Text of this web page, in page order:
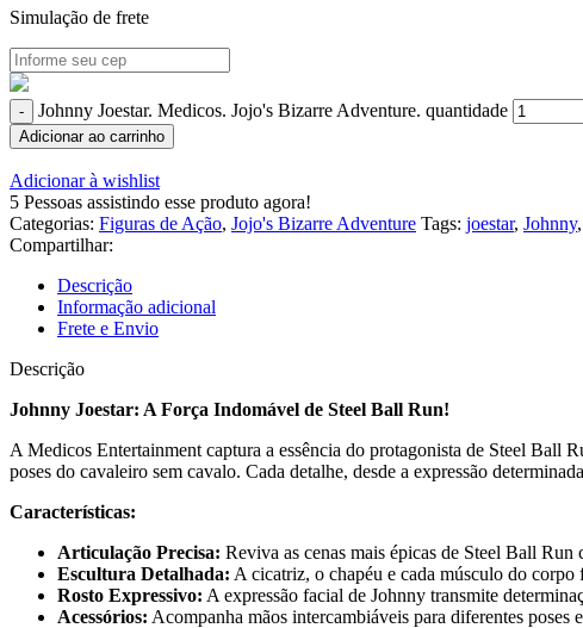
Simulação de frete
Johnny Joestar. Medicos. Jojo's Bizarre Adventure. quantidade
Adicionar ao carrinho
Adicionar à wishlist
5 Pessoas assistindo esse produto agora!
Categorias: Figuras de Ação, Jojo's Bizarre Adventure Tags: joestar, Johnny,
Compartilhar:
Descrição
Informação adicional
Frete e Envio
Descrição
Johnny Joestar: A Força Indomável de Steel Ball Run!
A Medicos Entertainment captura a essência do protagonista de Steel Ball
poses do cavaleiro sem cavalo. Cada detalhe, desde a expressão
Características:
Articulação Precisa: Reviva as cenas mais épicas de Steel Ball
Escultura Detalhada: A cicatriz, o chapéu e cada músculo do corpo
Rosto Expressivo: A expressão facial de Johnny transmite
Acessórios: Acompanha mãos intercambiáveis para diferentes poses